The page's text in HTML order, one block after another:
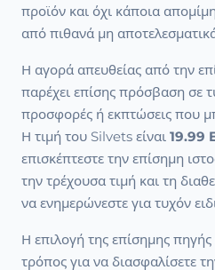
προϊόν και όχι κάποια
από πιθανά μη
Η αγορά απευθείας από την
παρέχει επίσης πρόσβαση σε
προσφορές ή εκπτώσεις που
Η τιμή του Silvets είναι 19.99
επισκέπτεστε την επίσημη
την τρέχουσα τιμή και τη
να ενημερώνεστε για τυχόν
Η επιλογή της επίσημης
τρόπος για να διασφαλίσετε